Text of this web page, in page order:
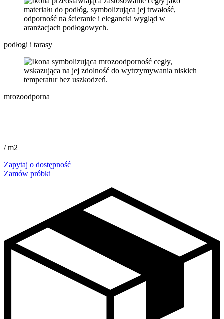
podłogi i tarasy
mrozoodporna
/ m2
Zapytaj o dostępność
Zamów próbki